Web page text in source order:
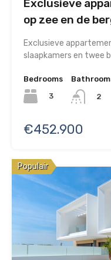
Exclusieve
op zee en de
Exclusieve
slaapkamers en twee
Bedrooms
3
2
€452.900
Populair